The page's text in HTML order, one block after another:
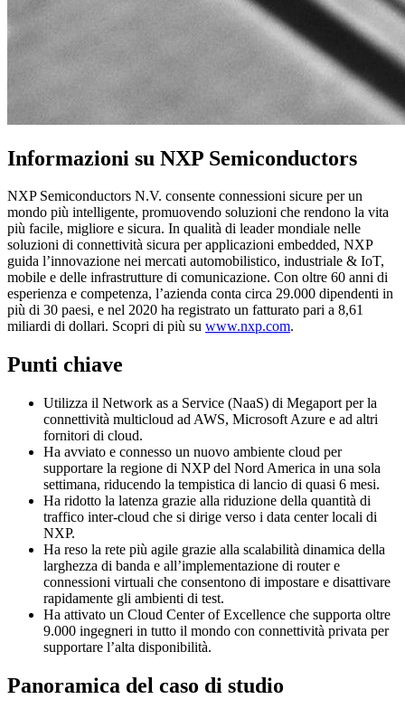
Informazioni su NXP Semiconductors
NXP Semiconductors N.V. consente connessioni sicure per un
mondo più intelligente, promuovendo soluzioni che rendono la vita
più facile, migliore e sicura. In qualità di leader mondiale nelle
soluzioni di connettività sicura per applicazioni embedded, NXP
guida l’innovazione nei mercati automobilistico, industriale & IoT,
mobile e delle infrastrutture di comunicazione. Con oltre 60 anni di
esperienza e competenza, l’azienda conta circa 29.000 dipendenti in
più di 30 paesi, e nel 2020 ha registrato un fatturato pari a 8,61
miliardi di dollari. Scopri di più su www.nxp.com.
Punti chiave
Utilizza il Network as a Service (NaaS) di Megaport per la
connettività multicloud ad AWS, Microsoft Azure e ad altri
fornitori di cloud.
Ha avviato e connesso un nuovo ambiente cloud per
supportare la regione di NXP del Nord America in una sola
settimana, riducendo la tempistica di lancio di quasi 6 mesi.
Ha ridotto la latenza grazie alla riduzione della quantità di
traffico inter-cloud che si dirige verso i data center locali di
NXP.
Ha reso la rete più agile grazie alla scalabilità dinamica della
larghezza di banda e all’implementazione di router e
connessioni virtuali che consentono di impostare e disattivare
rapidamente gli ambienti di test.
Ha attivato un Cloud Center of Excellence che supporta oltre
9.000 ingegneri in tutto il mondo con connettività privata per
supportare l’alta disponibilità.
Panoramica del caso di studio